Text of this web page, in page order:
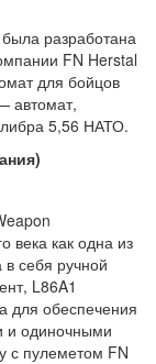
разработана
FN Herstal
для бойцов
автомат,
5,56 НАТО.
века как одна из
себя ручной
L86A1
для обеспечения
и одиночными
с пулеметом FN